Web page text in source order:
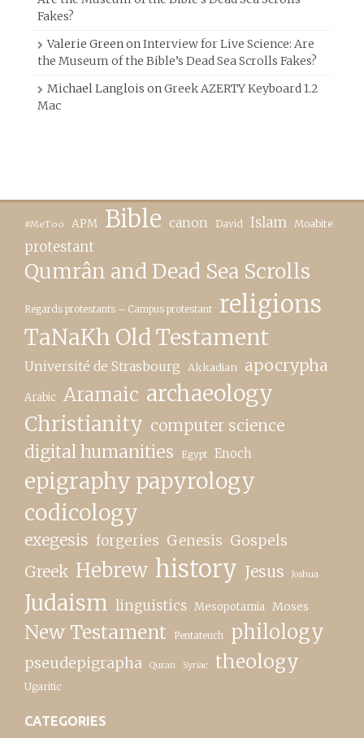
Fakes?
Valerie GreenonInterview for Live Science: Are
the Museum of the Bible’s Dead Sea Scrolls Fakes?
Michael Langlois onGreek AZERTY Keyboard 1.2
Mac
#MeToo APM Bible canon David Islam Moabite
protestant
Qumrân and Dead Sea Scrolls
Regards protestants – Campus protestant religions
TaNaKh Old Testament
Université de Strasbourg Akkadian apocrypha
Arabic Aramaic archaeology
Christianity computer science
digital humanities Egypt Enoch
epigraphy papyrology
codicology
exegesis forgeries Genesis Gospels
Greek Hebrew history Jesus Joshua
Judaism linguistics Mesopotamia Moses
New Testament Pentateuch philology
pseudepigrapha Quran Syriac theology
Ugaritic
CATEGORIES